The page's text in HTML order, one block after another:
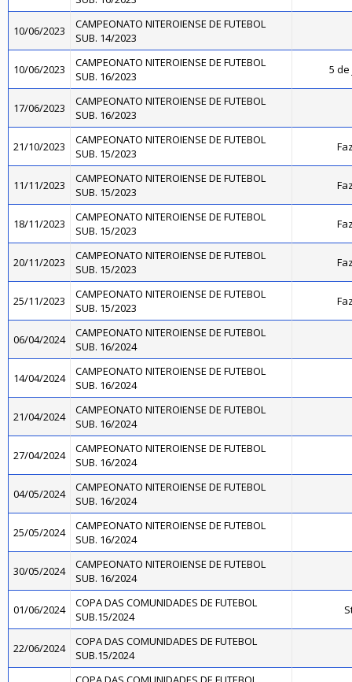
10/06/2023
CAMPEONATO NITEROIENSE DE FUTEBOL
SUB. 14/2023
10/06/2023
CAMPEONATO NITEROIENSE DE FUTEBOL
SUB. 16/2023
5 de
17/06/2023
CAMPEONATO NITEROIENSE DE FUTEBOL
SUB. 16/2023
21/10/2023
CAMPEONATO NITEROIENSE DE FUTEBOL
SUB. 15/2023
11/11/2023
CAMPEONATO NITEROIENSE DE FUTEBOL
SUB. 15/2023
18/11/2023
CAMPEONATO NITEROIENSE DE FUTEBOL
SUB. 15/2023
20/11/2023
CAMPEONATO NITEROIENSE DE FUTEBOL
SUB. 15/2023
25/11/2023
CAMPEONATO NITEROIENSE DE FUTEBOL
SUB. 15/2023
06/04/2024
CAMPEONATO NITEROIENSE DE FUTEBOL
SUB. 16/2024
14/04/2024
CAMPEONATO NITEROIENSE DE FUTEBOL
SUB. 16/2024
21/04/2024
CAMPEONATO NITEROIENSE DE FUTEBOL
SUB. 16/2024
27/04/2024
CAMPEONATO NITEROIENSE DE FUTEBOL
SUB. 16/2024
04/05/2024
CAMPEONATO NITEROIENSE DE FUTEBOL
SUB. 16/2024
25/05/2024
CAMPEONATO NITEROIENSE DE FUTEBOL
SUB. 16/2024
30/05/2024
CAMPEONATO NITEROIENSE DE FUTEBOL
SUB. 16/2024
01/06/2024
COPA DAS COMUNIDADES DE FUTEBOL
SUB.15/2024
22/06/2024
COPA DAS COMUNIDADES DE FUTEBOL
SUB.15/2024